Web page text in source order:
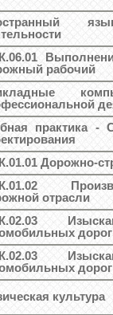
рабочий
практика -
Дорожно-
отрасли
культура